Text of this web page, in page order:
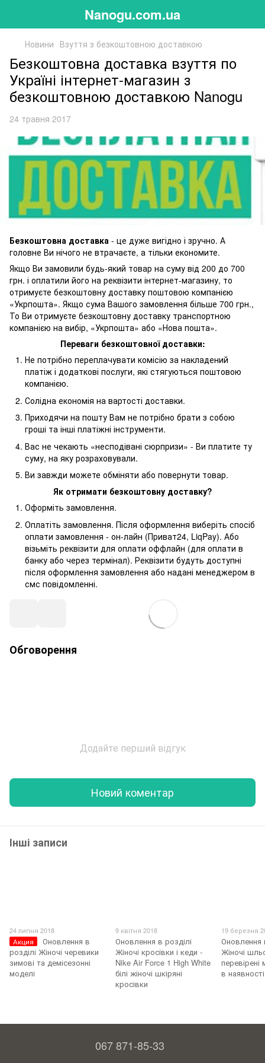
Nanogu.com.ua
Новини Взуття з безкоштовною доставкою
Безкоштовна доставка взуття по
Україні інтернет-магазин з
безкоштовною доставкою Nanogu
24 травня 2017
Безкоштовна доставка - це дуже вигідно і зручно. А
головне Ви нічого не втрачаєте, а тільки економите.
Якщо Ви замовили будь-який товар на суму від 200 до 700
грн. і оплатили його на реквізити інтернет-магазину, то
отримуєте безкоштовну доставку поштовою компанією
«Укрпошта». Якщо сума Вашого замовлення більше 700 грн.,
То Ви отримуєте безкоштовну доставку транспортною
компанією на вибір, «Укрпошта» або «Нова пошта».
Переваги безкоштовної доставки:
Не потрібно переплачувати комісію за накладений
платіж і додаткові послуги, які стягуються поштовою
компанією.
Солідна економія на вартості доставки.
Приходячи на пошту Вам не потрібно брати з собою
гроші та інші платіжні інструменти.
Вас не чекають «несподівані сюрпризи» - Ви платите ту
суму, на яку розраховували.
Ви завжди можете обміняти або повернути товар.
Як отримати безкоштовну доставку?
Оформіть замовлення.
Оплатіть замовлення. Після оформлення виберіть спосіб
оплати замовлення - он-лайн (Приват24, LiqPay). Або
візьміть реквізити для оплати оффлайн (для оплати в
банку або через термінал). Реквізити будуть доступні
після оформлення замовлення або надані менеджером в
смс повідомленні.
Обговорення
Додайте перший відгук
Новий коментар
Інші записи
24 липня 2018
Акция
Оновлення в
розділі Жіночі черевики
зимові та демісезонні
моделі
9 квітня 2018
Оновлення в розділі
Жіночі кросівки і кеди -
Nike Air Force 1 High White
білі жіночі шкіряні
кросівки
19 березня
Оновлення
Жіночі
перевірені
в
067 871-85-33